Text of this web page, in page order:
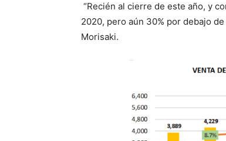
“Recién al cierre de este año, y
2020, pero aún 30% por debajo
Morisaki.